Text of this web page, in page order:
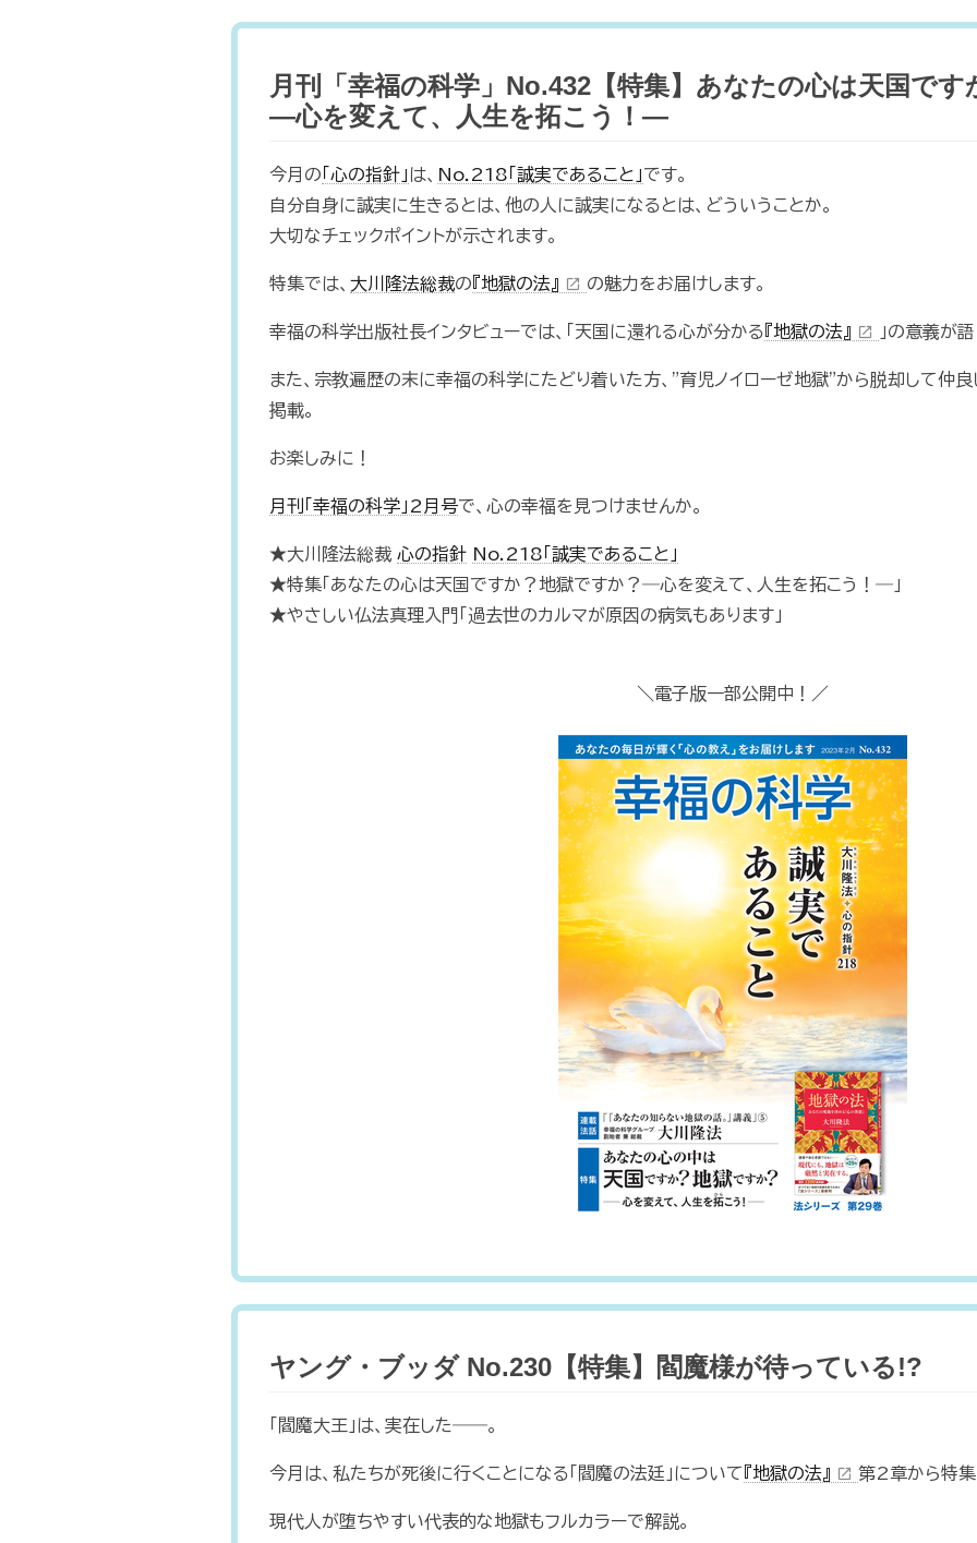
月刊「幸福の科学」No.432【特集】あなたの心は天国で
―心を変えて、人生を拓こう！―
今月の 「心の指針」は、 No.218「誠実であること」です。
自分自身に誠実に生きるとは、他の人に誠実になるとは、どういうことか。
大切なチェックポイントが示されます。
特集では、 大川隆法総裁の 『地獄の法』 open_in_new の魅力をお届けします。
幸福の科学出版社長インタビューでは、「天国に還れる心が分かる 『地獄の法』 open_in_new 」の意義が
また、宗教遍歴の末に幸福の科学にたどり着いた方、"育児ノイローゼ地獄"から脱却して仲
掲載。
お楽しみに！
月刊「幸福の科学」2月号で、心の幸福を見つけませんか。
★大川隆法総裁 心の指針 No.218「誠実であること」
★特集「あなたの心は天国ですか？地獄ですか？―心を変えて、人生を拓こう！―」
★やさしい仏法真理入門「過去世のカルマが原因の病気もあります」
＼電子版一部公開中！／
ヤング・ブッダ No.230【特集】閻魔様が待っている!?
「閻魔大王」は、実在した――。
今月は、私たちが死後に行くことになる「閻魔の法廷」について 『地獄の法』 open_in_new 第2章から特集
現代人が堕ちやすい代表的な地獄もフルカラーで解説。